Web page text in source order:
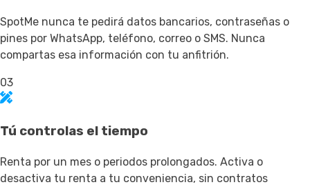
SpotMe nunca te pedirá datos bancarios, contraseñas o
pines por WhatsApp, teléfono, correo o SMS. Nunca
compartas esa información con tu anfitrión.
03
Tú controlas el tiempo
Renta por un mes o periodos prolongados. Activa o
desactiva tu renta a tu conveniencia, sin contratos